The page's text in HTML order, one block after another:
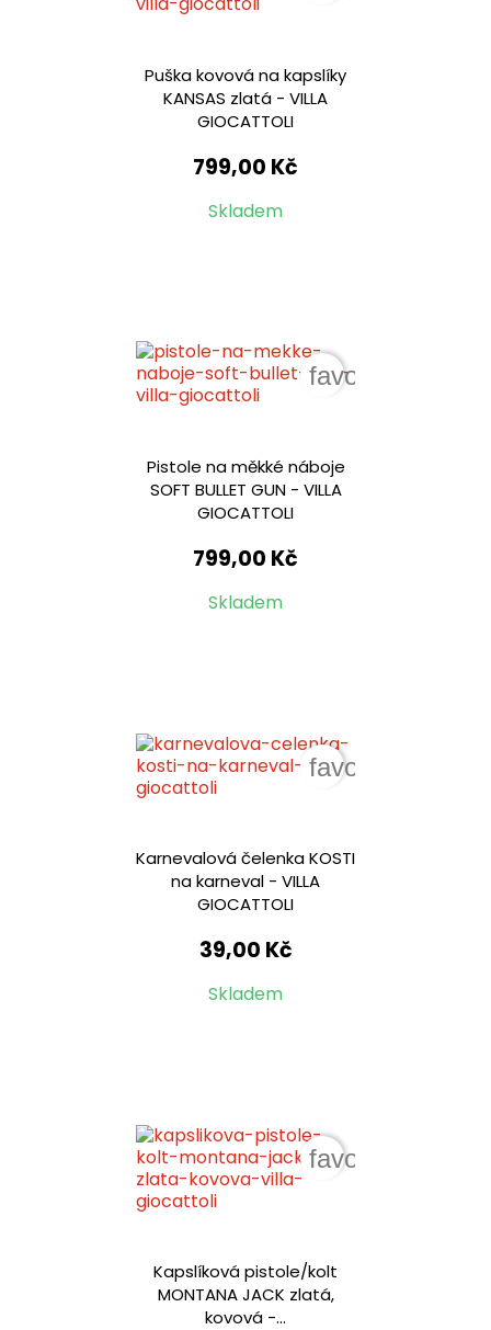
Puška kovová na kapslíky
KANSAS zlatá - VILLA
GIOCATTOLI
799,00 Kč
Skladem
Pistole na měkké náboje
SOFT BULLET GUN - VILLA
GIOCATTOLI
799,00 Kč
Skladem
favorite_border
Karnevalová čelenka KOSTI
na karneval - VILLA
GIOCATTOLI
39,00 Kč
Skladem
favorite_border
Kapslíková pistole/kolt
MONTANA JACK zlatá,
kovová -...
favorite_border